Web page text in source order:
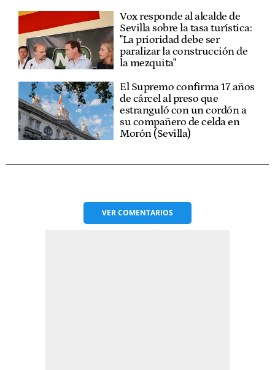
Vox responde al alcalde de
Sevilla sobre la tasa turística:
"La prioridad debe ser
paralizar la construcción de
la mezquita"
El Supremo confirma 17 años
de cárcel al preso que
estranguló con un cordón a
su compañero de celda en
Morón (Sevilla)
VERCOMENTARIOS